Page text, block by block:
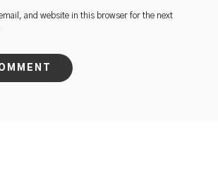
and website in this browser for the next